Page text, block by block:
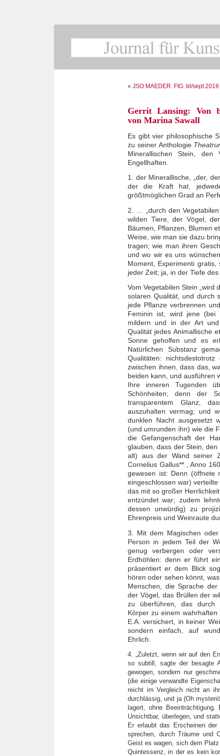
« JSO MAEDER. FIG. bl/
Gerrit Lansing: Von
von Marina Sawall
Es gibt vier philosophische
zu seiner Anthologie
Minerallischen Stein, den
Engellhaften.
1. der Minerallische, „der,
der die Kraft hat,
größtmöglichen Grad an
2. … „durch den
wilden Tiere, der Vögel,
Bäumen, Pflanzen, Blumen
Weise, wie man sie dazu
tragen; wie man ihren
und wo wir es uns
Moment, Experimenti
jeder Zeit; ja, in der Tiefe des
Vom Vegetabilen Stein
solaren Qualität, und durch
jede Pflanze verbrennen
Feminin ist, wird jene (bei
mildern und in der Art
Qualität jedes Animallische
Sonne geholfen und es
Natürlichen Substanz
Qualitäten:
zwischen ihnen, dass das,
beiden kann, und ausführen
Ihre inneren Tugenden
Schönheiten; denn der
transparentem Glanz,
auszuhalten vermag; und
dunklen Nacht ausgesetzt
(und umrunden ihn) wie die
die Gefangenschaft der
glauben, dass der Stein,
alt) aus der Wand seiner
Cornelius Gallus** , Anno
gewesen ist: Denn (öffnete
eingeschlossen war)
das mit so großer
entzündet war; zudem
dessen unwürdig) zu
Ehrenpreis und Weinraute
3. Mit dem Magischen
Person in jedem Teil der
genug verbergen oder
Erdhöhlen: denn er führt
präsentiert er dem Blick
hören oder sehen könnt,
Menschen, die Sprache
der Vögel, das Brüllen der
zu überführen, das durch
Körper zu einem
E.A. versichert, in keiner
sondern einfach, auf
Ehrlich.
4. „Zuletzt, wenn wir auf den
so subtill, sagte der besagte
gewogen, sondern nur
(die einige verwandte
reicht im Vergleich nicht an
durchlässig, und ja (Oh
lagert, ohne
Unsichtbar, überlegen, und
Er erlaubt das Erscheinen
sprechen, durch Träume und
Geist es wagen, sich dem
Quintessenz, in der es kein